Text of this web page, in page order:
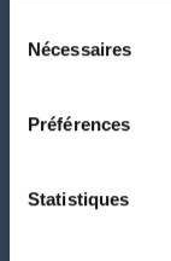
Nécessaires
Préférences
Statistiques
sur ce qui
catégories,
spécificités